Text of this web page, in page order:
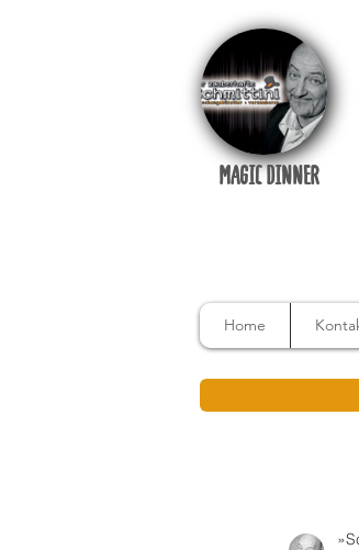
MAGIC DINNER
Home